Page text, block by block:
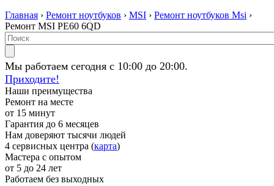
Главная › Ремонт ноутбуков › MSI › Ремонт ноутбуков Msi ›
Ремонт MSI PE60 6QD
Мы работаем сегодня с 10:00 до 20:00.
Приходите!
Наши преимущества
Ремонт на месте
от 15 минут
Гарантия до 6 месяцев
Нам доверяют тысячи людей
4 сервисных центра (карта)
Мастера с опытом
от 5 до 24 лет
Работаем без выходных